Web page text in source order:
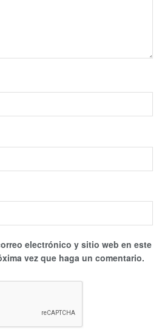
electrónico y sitio web en este
vez que haga un comentario.